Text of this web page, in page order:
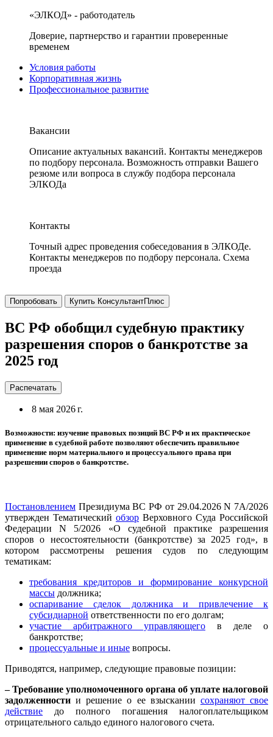
«ЭЛКОД» - работодатель
Доверие, партнерство и гарантии проверенные
временем
Условия работы
Корпоративная жизнь
Профессиональное развитие
Вакансии
Описание актуальных вакансий. Контакты менеджеров
по подбору персонала. Возможность отправки Вашего
резюме или вопроса в службу подбора персонала
ЭЛКОДа
Контакты
Точный адрес проведения собеседования в ЭЛКОДе.
Контакты менеджеров по подбору персонала. Схема
проезда
Попробовать Купить КонсультантПлюс
ВС РФ обобщил судебную практику
разрешения споров о банкротстве за
2025 год
Распечатать
8 мая 2026 г.
Возможности: изучение правовых позиций ВС РФ и их практическое
применение в судебной работе позволяют обеспечить правильное
применение норм материального и процессуального права при
разрешении споров о банкротстве.
Постановлением Президиума ВС РФ от 29.04.2026 N 7А/2026
утвержден Тематический обзор Верховного Суда Российской
Федерации N 5/2026 «О судебной практике разрешения
споров о несостоятельности (банкротстве) за 2025 год», в
котором рассмотрены решения судов по следующим
тематикам:
требования кредиторов и формирование конкурсной
массы должника;
оспаривание сделок должника и привлечение к
субсидиарной ответственности по его долгам;
участие арбитражного управляющего в деле о
банкротстве;
процессуальные и иные вопросы.
Приводятся, например, следующие правовые позиции:
– Требование уполномоченного органа об уплате налоговой
задолженности и решение о ее взыскании сохраняют свое
действие до полного погашения налогоплательщиком
отрицательного сальдо единого налогового счета.